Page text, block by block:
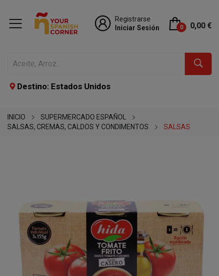
Registrarse
Iniciar Sesión
0 0,00 €
Destino: Estados Unidos
INICIO
SUPERMERCADO ESPAÑOL
SALSAS, CREMAS, CALDOS Y CONDIMENTOS
SALSAS